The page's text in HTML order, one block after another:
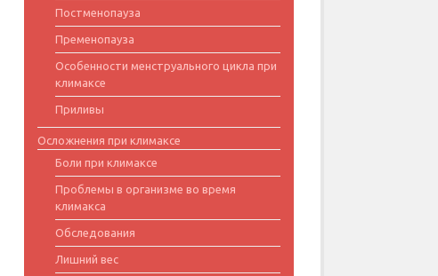
Постменопауза
Пременопауза
Особенности менструального цикла при
климаксе
Приливы
Осложнения при климаксе
Боли при климаксе
Проблемы в организме во время
климакса
Обследования
Лишний вес